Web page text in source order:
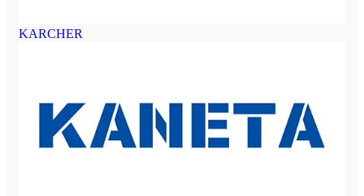
KARCHER